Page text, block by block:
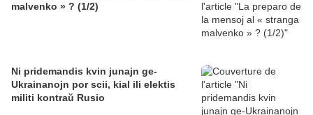
malvenko » ? (1/2)
Ni pridemandis kvin junajn ge-
Ukrainanojn por scii, kial ili elektis
militi kontraŭ Rusio